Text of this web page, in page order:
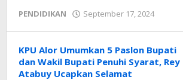
PENDIDIKAN September 17, 2024
NTT
KPU Alor Umumkan 5 Paslon Bupati
dan Wakil Bupati Penuhi Syarat, Rey
Atabuy Ucapkan Selamat